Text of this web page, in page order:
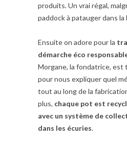
produits. Un vrai régal,
paddock à patauger dans la
Ensuite on adore pour la
démarche éco
Morgane, la fondatrice, est
pour nous expliquer quel
tout au long de la
plus, chaque pot est
avec un système de
dans les écuries.